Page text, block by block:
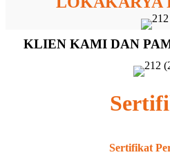
KLIEN KAMI DAN
Sertifikat